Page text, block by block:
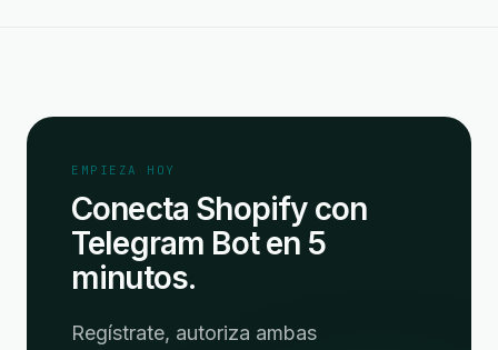
EMPIEZA HOY
Conecta Shopify con
Telegram Bot en 5
minutos.
Regístrate, autoriza ambas